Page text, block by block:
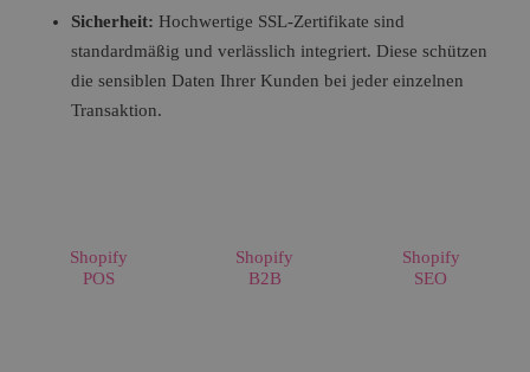
Sicherheit: Hochwertige SSL-Zertifikate sind
standardmäßig und verlässlich integriert. Diese schützen
die sensiblen Daten Ihrer Kunden bei jeder einzelnen
Transaktion.
Shopify
POS
Shopify
B2B
Shopify
SEO